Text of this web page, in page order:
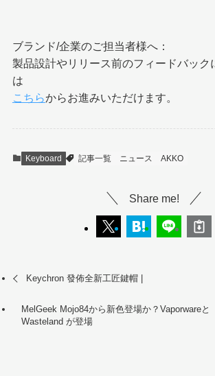
ブランド/企業のご担当者様へ：
製品設計やリリース前のフィードバック
は
こちらからお進みいただけます。
Keyboard 記事一覧 ニュース AKKO
Share me!
Keychron 發佈全新工匠鍵帽 |
MelGeek Mojo84から新色登場か？Vaporwareと
Wasteland が登場